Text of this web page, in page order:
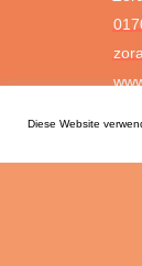
Diese Website